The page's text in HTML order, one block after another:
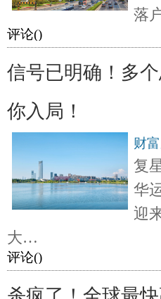
落
评论()
信号已明确！多
你入局！
财
复
华
迎
大…
评论()